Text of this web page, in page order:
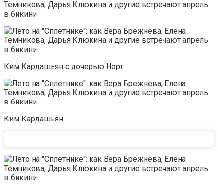
Ким Кардашьян с дочерью Норт
Ким Кардашьян